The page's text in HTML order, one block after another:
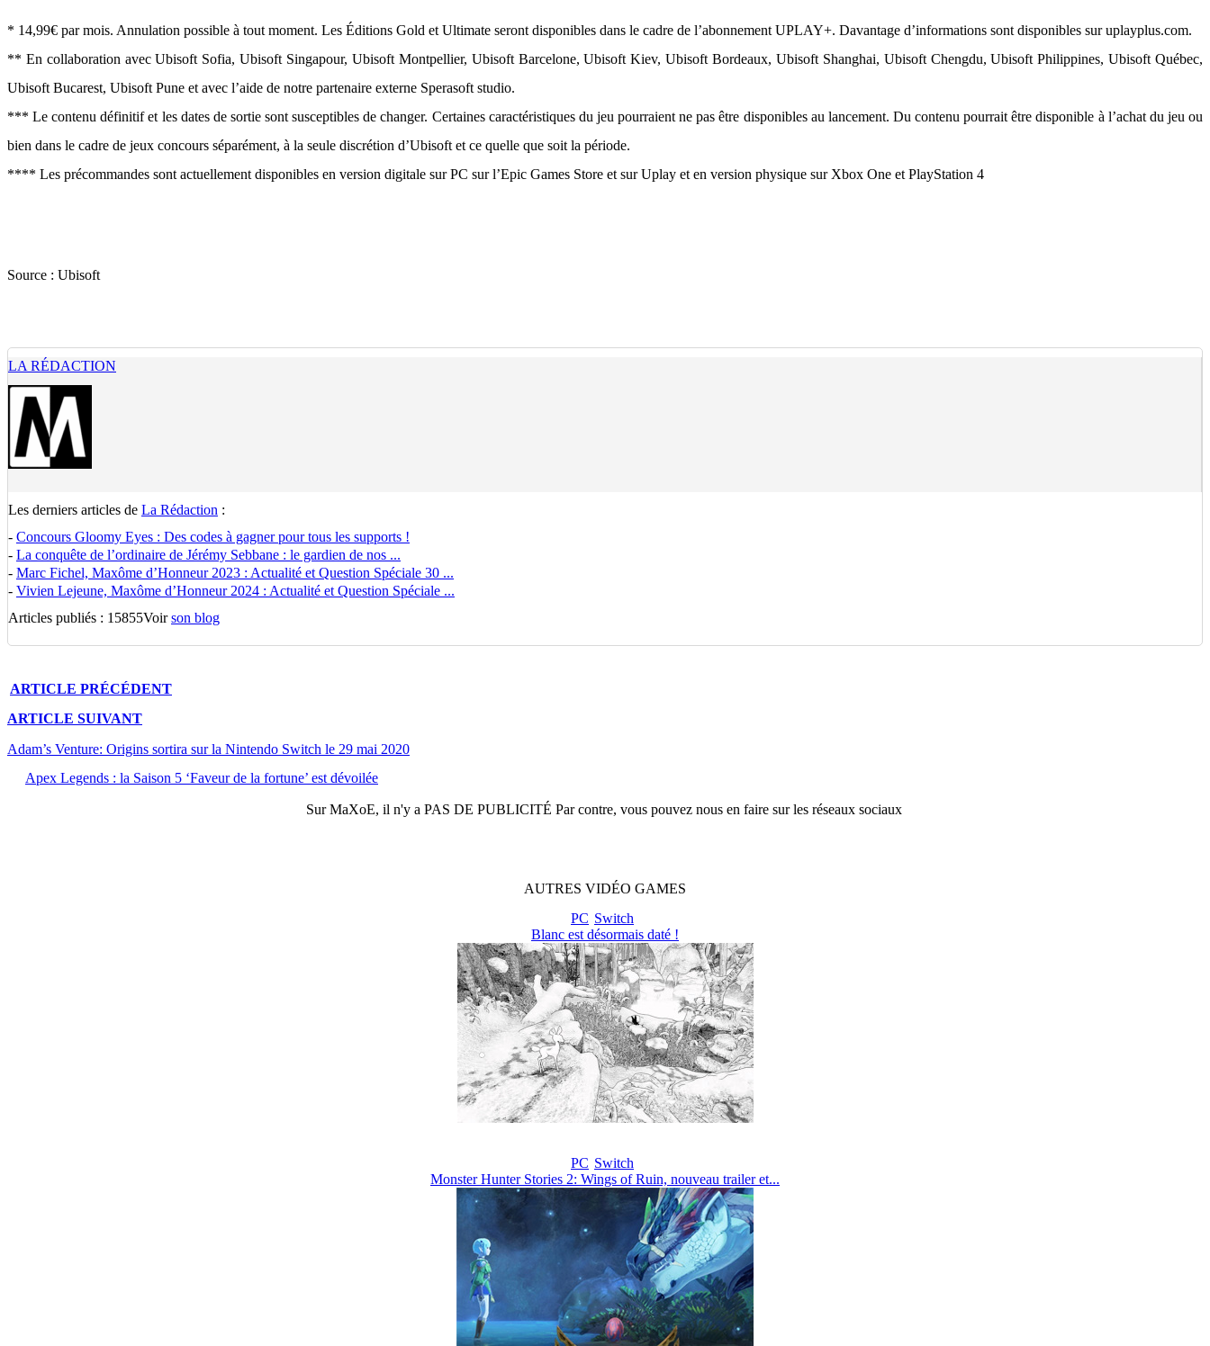
* 14,99€ par mois. Annulation possible à tout moment. Les Éditions Gold et Ultimate seront disponibles dans le cadre de l’abonnement UPLAY+. Davantage d’informations sont disponibles sur uplayplus.com.
** En collaboration avec Ubisoft Sofia, Ubisoft Singapour, Ubisoft Montpellier, Ubisoft Barcelone, Ubisoft Kiev, Ubisoft Bordeaux, Ubisoft Shanghai, Ubisoft Chengdu, Ubisoft Philippines, Ubisoft Québec,
Ubisoft Bucarest, Ubisoft Pune et avec l’aide de notre partenaire externe Sperasoft studio.
*** Le contenu définitif et les dates de sortie sont susceptibles de changer. Certaines caractéristiques du jeu pourraient ne pas être disponibles au lancement. Du contenu pourrait être disponible à l’achat du jeu ou
bien dans le cadre de jeux concours séparément, à la seule discrétion d’Ubisoft et ce quelle que soit la période.
**** Les précommandes sont actuellement disponibles en version digitale sur PC sur l’Epic Games Store et sur Uplay et en version physique sur Xbox One et PlayStation 4
Source : Ubisoft
LA RÉDACTION
Les derniers articles de La Rédaction :
- Concours Gloomy Eyes : Des codes à gagner pour tous les supports !
- La conquête de l’ordinaire de Jérémy Sebbane : le gardien de nos ...
- Marc Fichel, Maxôme d’Honneur 2023 : Actualité et Question Spéciale 30 ...
- Vivien Lejeune, Maxôme d’Honneur 2024 : Actualité et Question Spéciale ...
Articles publiés : 15855Voirson blog
ARTICLE PRÉCÉDENT
ARTICLE SUIVANT
Adam’s Venture: Origins sortira sur la Nintendo Switch le 29 mai 2020
Apex Legends : la Saison 5 ‘Faveur de la fortune’ est dévoilée
SurMaXoE, il n'y a PAS DE PUBLICITÉ Par contre, vous pouvez nous en faire sur les réseaux sociaux
AUTRES VIDÉO GAMES
PC Switch
Blanc est désormais daté !
PC Switch
Monster Hunter Stories 2: Wings of Ruin, nouveau trailer et...